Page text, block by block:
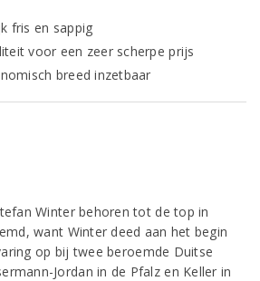
fris en sappig
voor een zeer scherpe prijs
breed inzetbaar
Winter behoren tot de top in
want Winter deed aan het begin
op bij twee beroemde Duitse
Jordan in de Pfalz en Keller in